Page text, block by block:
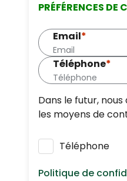
PRÉFÉRENCES DE
Email*
Téléphone*
Dans le futur,
les moyens de
Téléphone
Politique de